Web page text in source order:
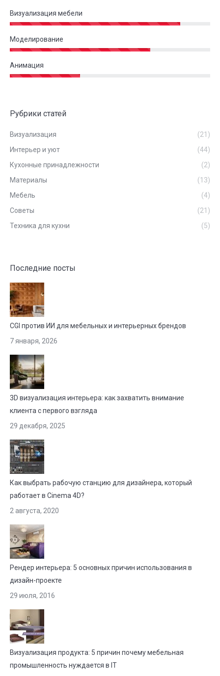
Визуализация мебели
Моделирование
Анимация
Рубрики статей
Визуализация
(21)
Интерьер и уют
(44)
Кухонные принадлежности
(2)
Материалы
(13)
Мебель
(4)
Советы
(21)
Техника для кухни
(5)
Последние посты
CGI против ИИ для мебельных и интерьерных брендов
7 января, 2026
3D визуализация интерьера: как захватить внимание
клиента с первого взгляда
29 декабря, 2025
Как выбрать рабочую станцию для дизайнера, который
работает в Cinema 4D?
2 августа, 2020
Рендер интерьера: 5 основных причин использования в
дизайн-проекте
29 июля, 2016
Визуализация продукта: 5 причин почему мебельная
промышленность нуждается в IT